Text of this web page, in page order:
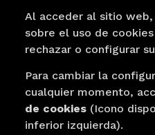
Al acceder al sitio web,
sobre el uso de
rechazar o configurar
Para cambiar la
cualquier momento,
de cookies (Icono
inferior izquierda).